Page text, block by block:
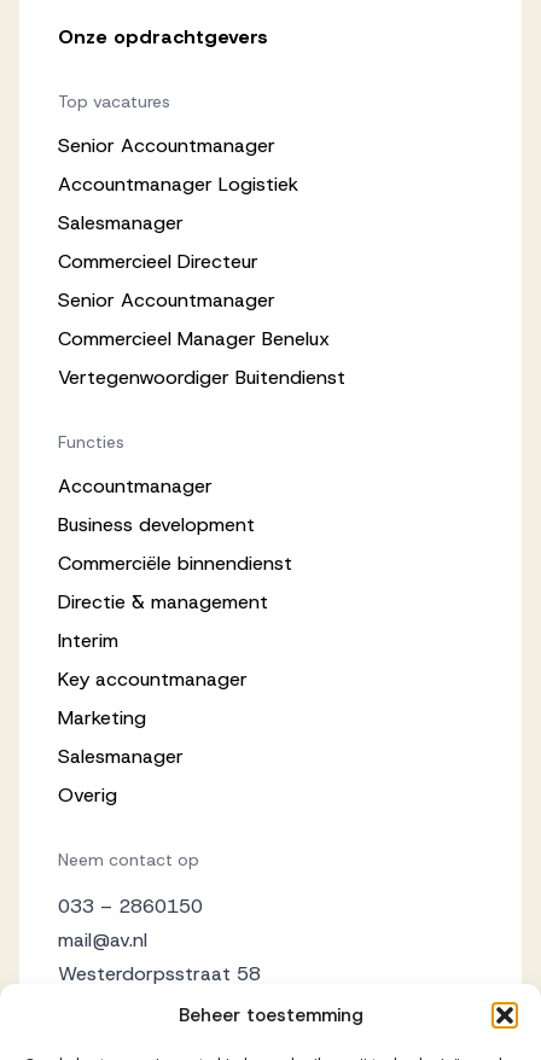
Beheer toestemming
Onze opdrachtgevers
Top vacatures
Senior Accountmanager
Accountmanager Logistiek
Salesmanager
Commercieel Directeur
Senior Accountmanager
Commercieel Manager Benelux
Vertegenwoordiger Buitendienst
Functies
Accountmanager
Business development
Commerciële binnendienst
Directie & management
Interim
Key accountmanager
Marketing
Salesmanager
Overig
Neem contact op
033 – 2860150
mail@av.nl
Westerdorpsstraat 58
3871 AZ Hoevelaken